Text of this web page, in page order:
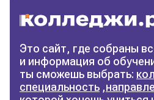
Фильтры
Сбросить
Это сайт, где собраны
и информация об
ты сможешь выбрать:
специальность ,